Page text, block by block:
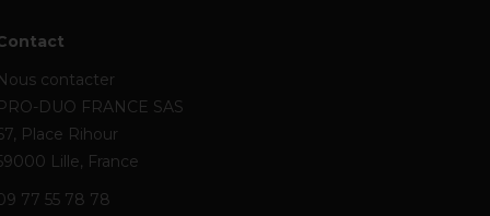
contacter
DUO FRANCE SAS
Place Rihour
Lille, France
77 55 78 78